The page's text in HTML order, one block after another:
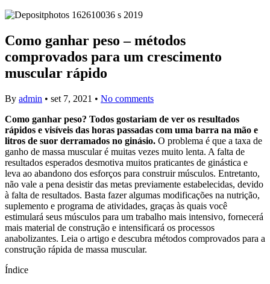
Como ganhar peso – métodos
comprovados para um crescimento
muscular rápido
By admin • set 7, 2021 • No comments
Como ganhar peso? Todos gostariam de ver os resultados
rápidos e visíveis das horas passadas com uma barra na mão e
litros de suor derramados no ginásio. O problema é que a taxa de
ganho de massa muscular é muitas vezes muito lenta. A falta de
resultados esperados desmotiva muitos praticantes de ginástica e
leva ao abandono dos esforços para construir músculos. Entretanto,
não vale a pena desistir das metas previamente estabelecidas, devido
à falta de resultados. Basta fazer algumas modificações na nutrição,
suplemento e programa de atividades, graças às quais você
estimulará seus músculos para um trabalho mais intensivo, fornecerá
mais material de construção e intensificará os processos
anabolizantes. Leia o artigo e descubra métodos comprovados para a
construção rápida de massa muscular.
Índice